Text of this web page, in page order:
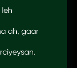
ah, gaar